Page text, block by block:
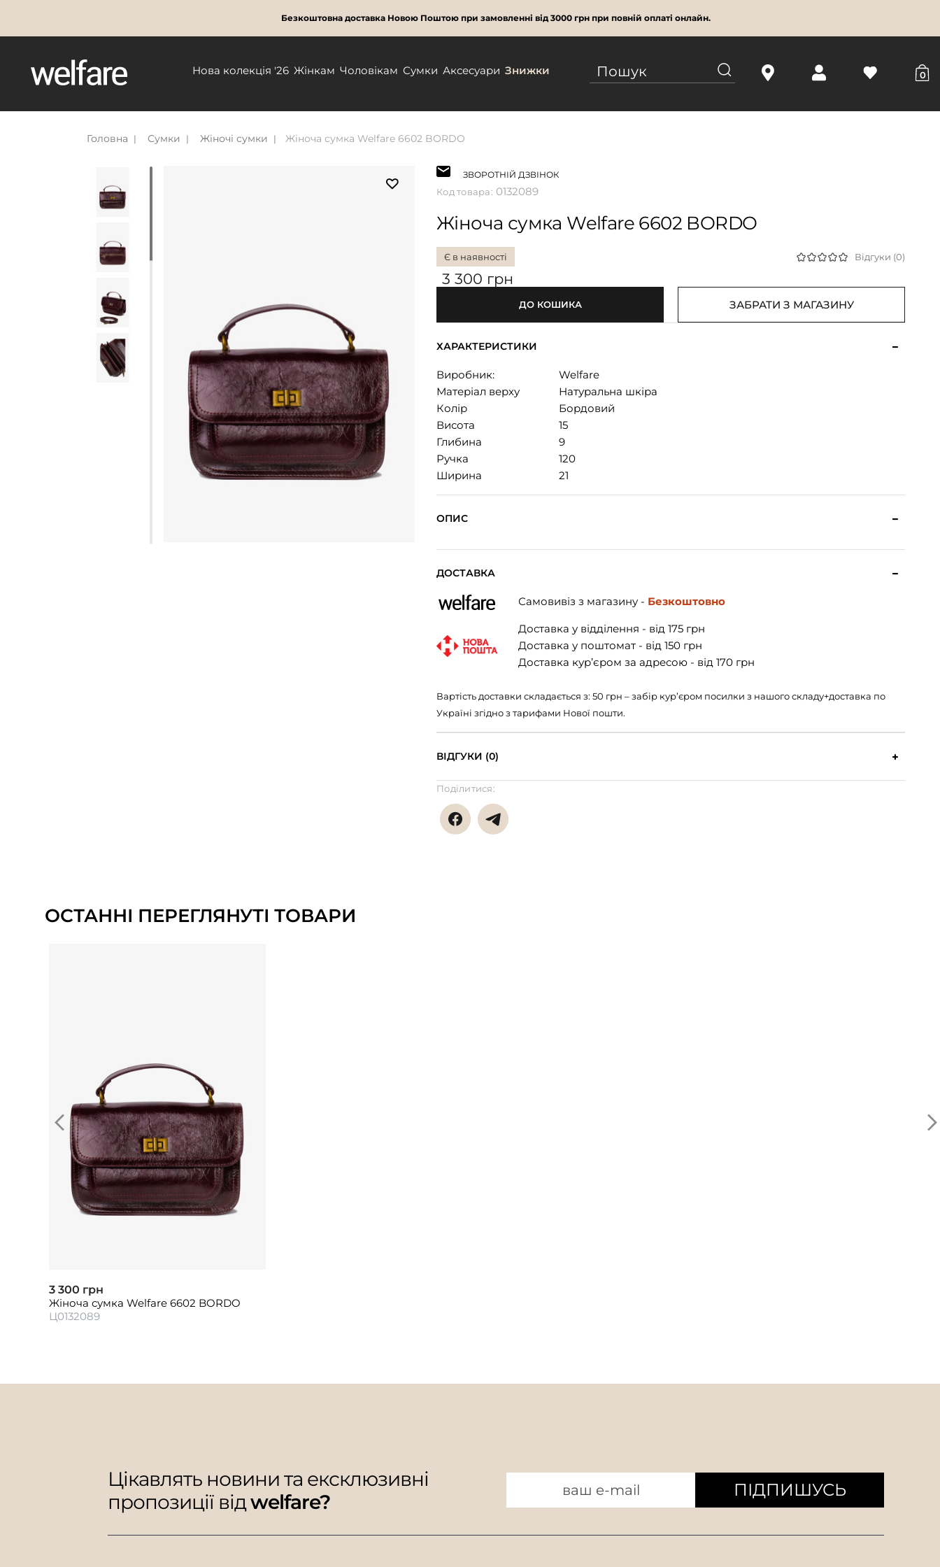
Безкоштовна доставка Новою Поштою при замовленні від 3000 грн при повній оплаті онлайн.
Нова колекція '26 Жінкам Чоловікам Сумки Аксесуари Знижки 0
Головна Сумки Жіночі сумки Жіноча сумка Welfare 6602 BORDO
ЗВОРОТНІЙ ДЗВІНОК
Код товара: 0132089
Жіноча сумка Welfare 6602 BORDO
Є в наявності Відгуки (0)
3 300 грн
ДО КОШИКА ЗАБРАТИ З МАГАЗИНУ
ХАРАКТЕРИСТИКИ
Виробник:
Welfare
Матеріал верху
Натуральна шкіра
Колір
Бордовий
Висота
15
Глибина
9
Ручка
120
Ширина
21
ОПИС
ДОСТАВКА
Самовивіз з магазину - Безкоштовно
Доставка у відділення - від 175 грн
Доставка у поштомат - від 150 грн
Доставка кур’єром за адресою - від 170 грн
Вартість доставки складається з: 50 грн – забір кур’єром посилки з нашого складу+доставка по
Україні згідно з тарифами Нової пошти.
ВІДГУКИ (0)
Поділитися:
ОСТАННІ ПЕРЕГЛЯНУТІ ТОВАРИ
3 300 грн
Жіноча сумка Welfare 6602 BORDO
Ц0132089
Цікавлять новини та ексклюзивні
пропозиції відwelfare?
ПІДПИШУСЬ